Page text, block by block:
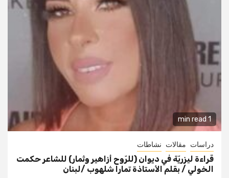
1 min read
دراسات مقالات نشاطات
قراءة ليزريّة في ديوان (للرّوح أزاهير وثمار) للشاعر حكمت
الخولي / بقلم الأستاذة تمارا شلهوب /لبنان